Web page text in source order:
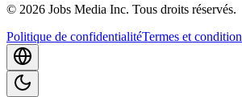
© 2026 Jobs Media Inc. Tous droits réservés.
Politique de confidentialitéTermes et